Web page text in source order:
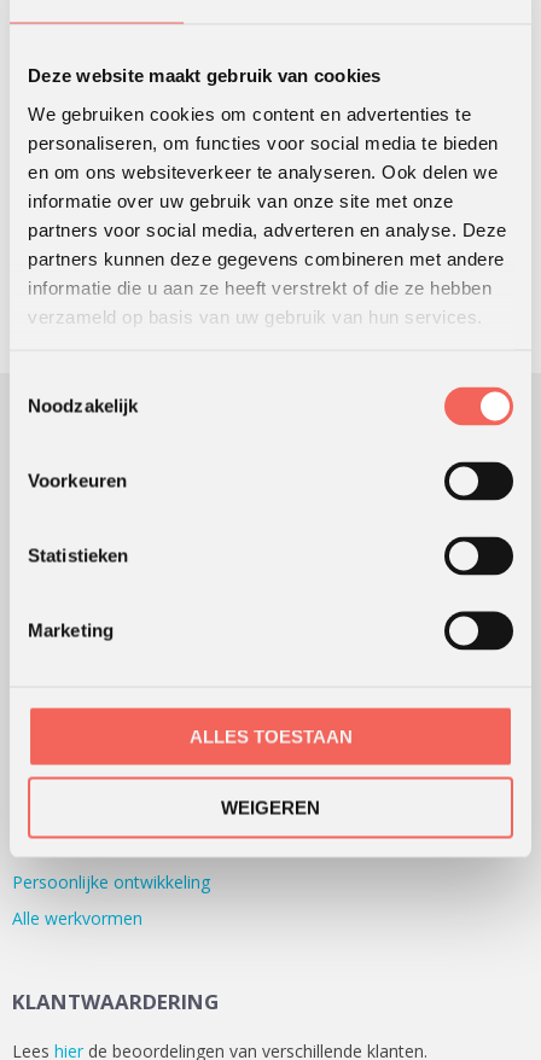
Deze website maakt gebruik van cookies
We gebruiken cookies om content en advertenties te
personaliseren, om functies voor social media te bieden
en om ons websiteverkeer te analyseren. Ook delen we
informatie over uw gebruik van onze site met onze
partners voor social media, adverteren en analyse. Deze
partners kunnen deze gegevens combineren met andere
informatie die u aan ze heeft verstrekt of die ze hebben
verzameld op basis van uw gebruik van hun services.
Noodzakelijk
Voorkeuren
Statistieken
Marketing
ALLES TOESTAAN
WEIGEREN
Sabine Mastwijk
Stuur mij een bericht
of
Bel direct op:+31 (0)30-296 24 56
Sinds 1991 ondersteunen we klanten bij het ontwikkelen en
uitvoeren van leer- en ontwikkelingsprocessen die mensen en
organisaties in beweging brengen en houden.
Serious games
Teamontwikkeling
Persoonlijke ontwikkeling
Alle werkvormen
KLANTWAARDERING
Lees hier de beoordelingen van verschillende klanten.